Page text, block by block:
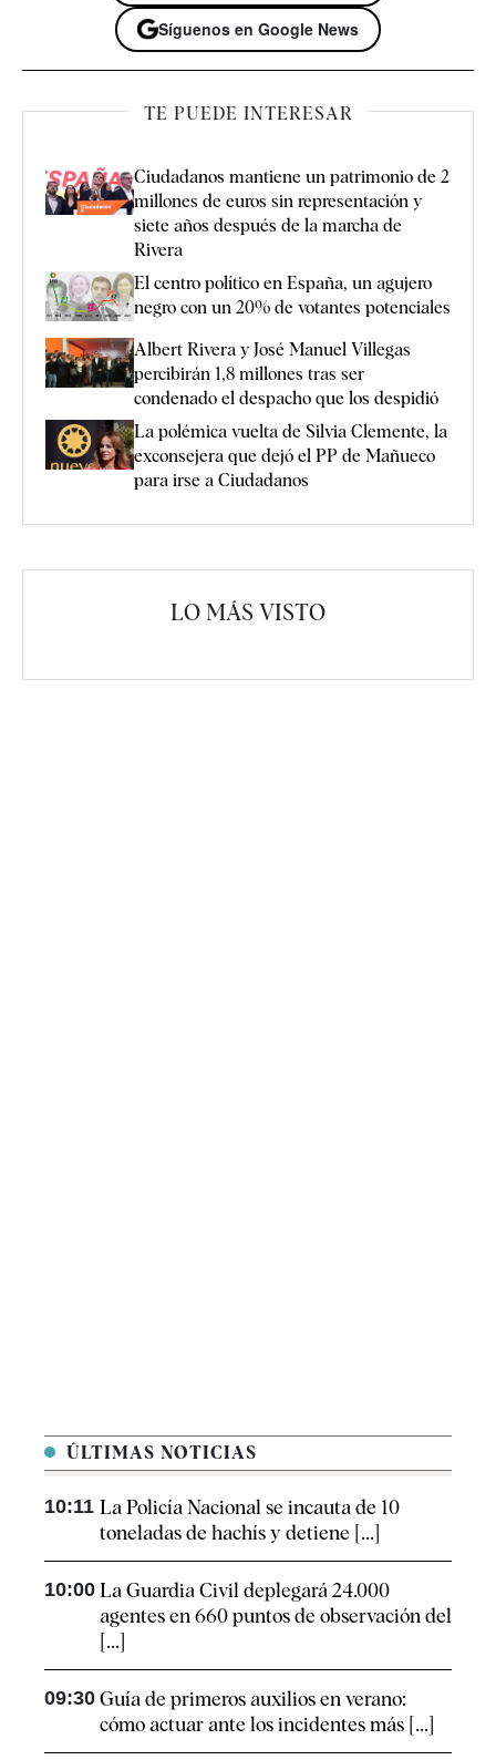
Síguenos en Google News
TE PUEDE INTERESAR
Ciudadanos mantiene un patrimonio de 2
millones de euros sin representación y
siete años después de la marcha de
Rivera
El centro político en España, un agujero
negro con un 20% de votantes potenciales
Albert Rivera y José Manuel Villegas
percibirán 1,8 millones tras ser
condenado el despacho que los despidió
La polémica vuelta de Silvia Clemente, la
exconsejera que dejó el PP de Mañueco
para irse a Ciudadanos
LO MÁS VISTO
ÚLTIMAS NOTICIAS
10:11 La Policía Nacional se incauta de 10
toneladas de hachís y detiene [...]
10:00 La Guardia Civil deplegará 24.000
agentes en 660 puntos de observación del
[...]
09:30 Guía de primeros auxilios en verano:
cómo actuar ante los incidentes más [...]